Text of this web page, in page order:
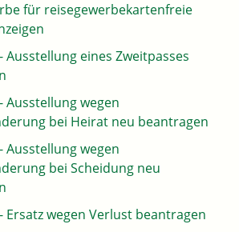
für reisegewerbekartenfreie
Ausstellung eines Zweitpasses
Ausstellung wegen
bei Heirat neu beantragen
Ausstellung wegen
bei Scheidung neu
Ersatz wegen Verlust beantragen